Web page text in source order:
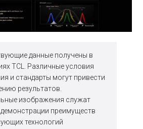
данные получены в
TCL. Различные условия
и стандарты могут привести
результатов.
изображения служат
преимуществ
технологий